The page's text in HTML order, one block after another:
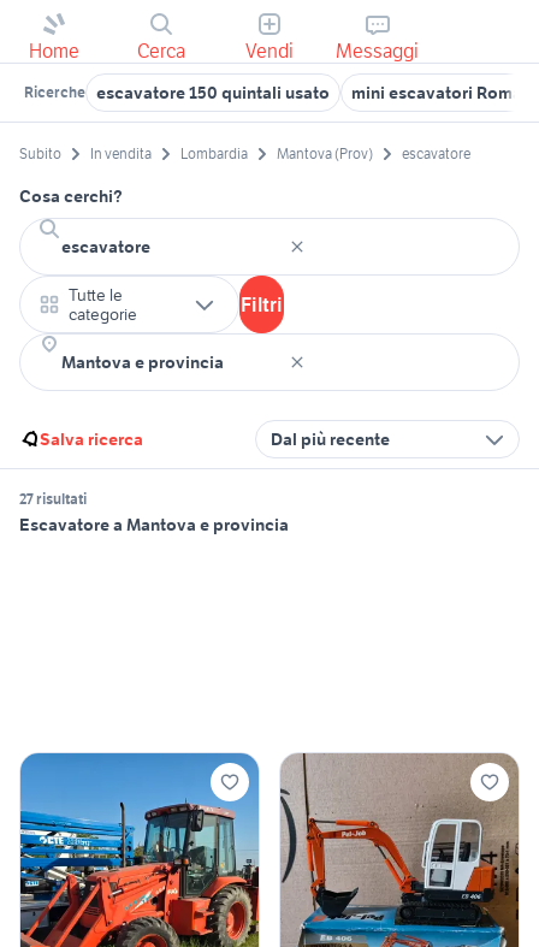
Home Cerca Vendi Messaggi
Ricerche escavatore 150 quintali usato mini escavatori Roma
Subito In vendita Lombardia Mantova (Prov) escavatore
Cosa cerchi?
Tutte le
categorie
Filtri
Salva ricerca Dal più recente
27 risultati
Escavatore a Mantova e provincia